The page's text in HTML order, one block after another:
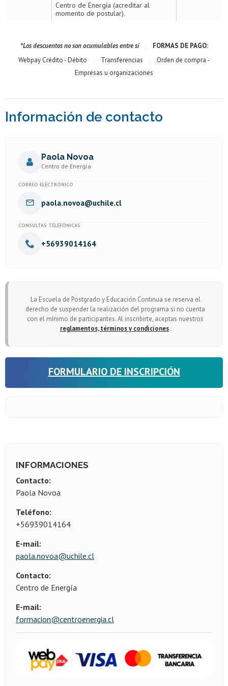
INFORMACIONES
Contacto:
Paola Novoa
Teléfono:
+56939014164
E-mail:
paola.novoa@uchile.cl
Contacto:
Centro de Energía
E-mail:
formacion@centroenergia.cl
Centro de Energía (acreditar al
momento de postular).
*Los descuentos no son acumulables entre sí
FORMAS DE PAGO:
Webpay Crédito - Débito
Transferencias
Orden de compra -
Empresas u organizaciones
Información de contacto
Paola Novoa
Centro de Energía
CORREO ELECTRÓNICO
paola.novoa@uchile.cl
CONSULTAS TELEFÓNICAS
+56939014164
La Escuela de Postgrado y Educación Continua se reserva el
derecho de suspender la realización del programa si no cuenta
con el mínimo de participantes. Al inscribirte, aceptas nuestros
reglamentos, términos y condiciones.
FORMULARIO DE INSCRIPCIÓN